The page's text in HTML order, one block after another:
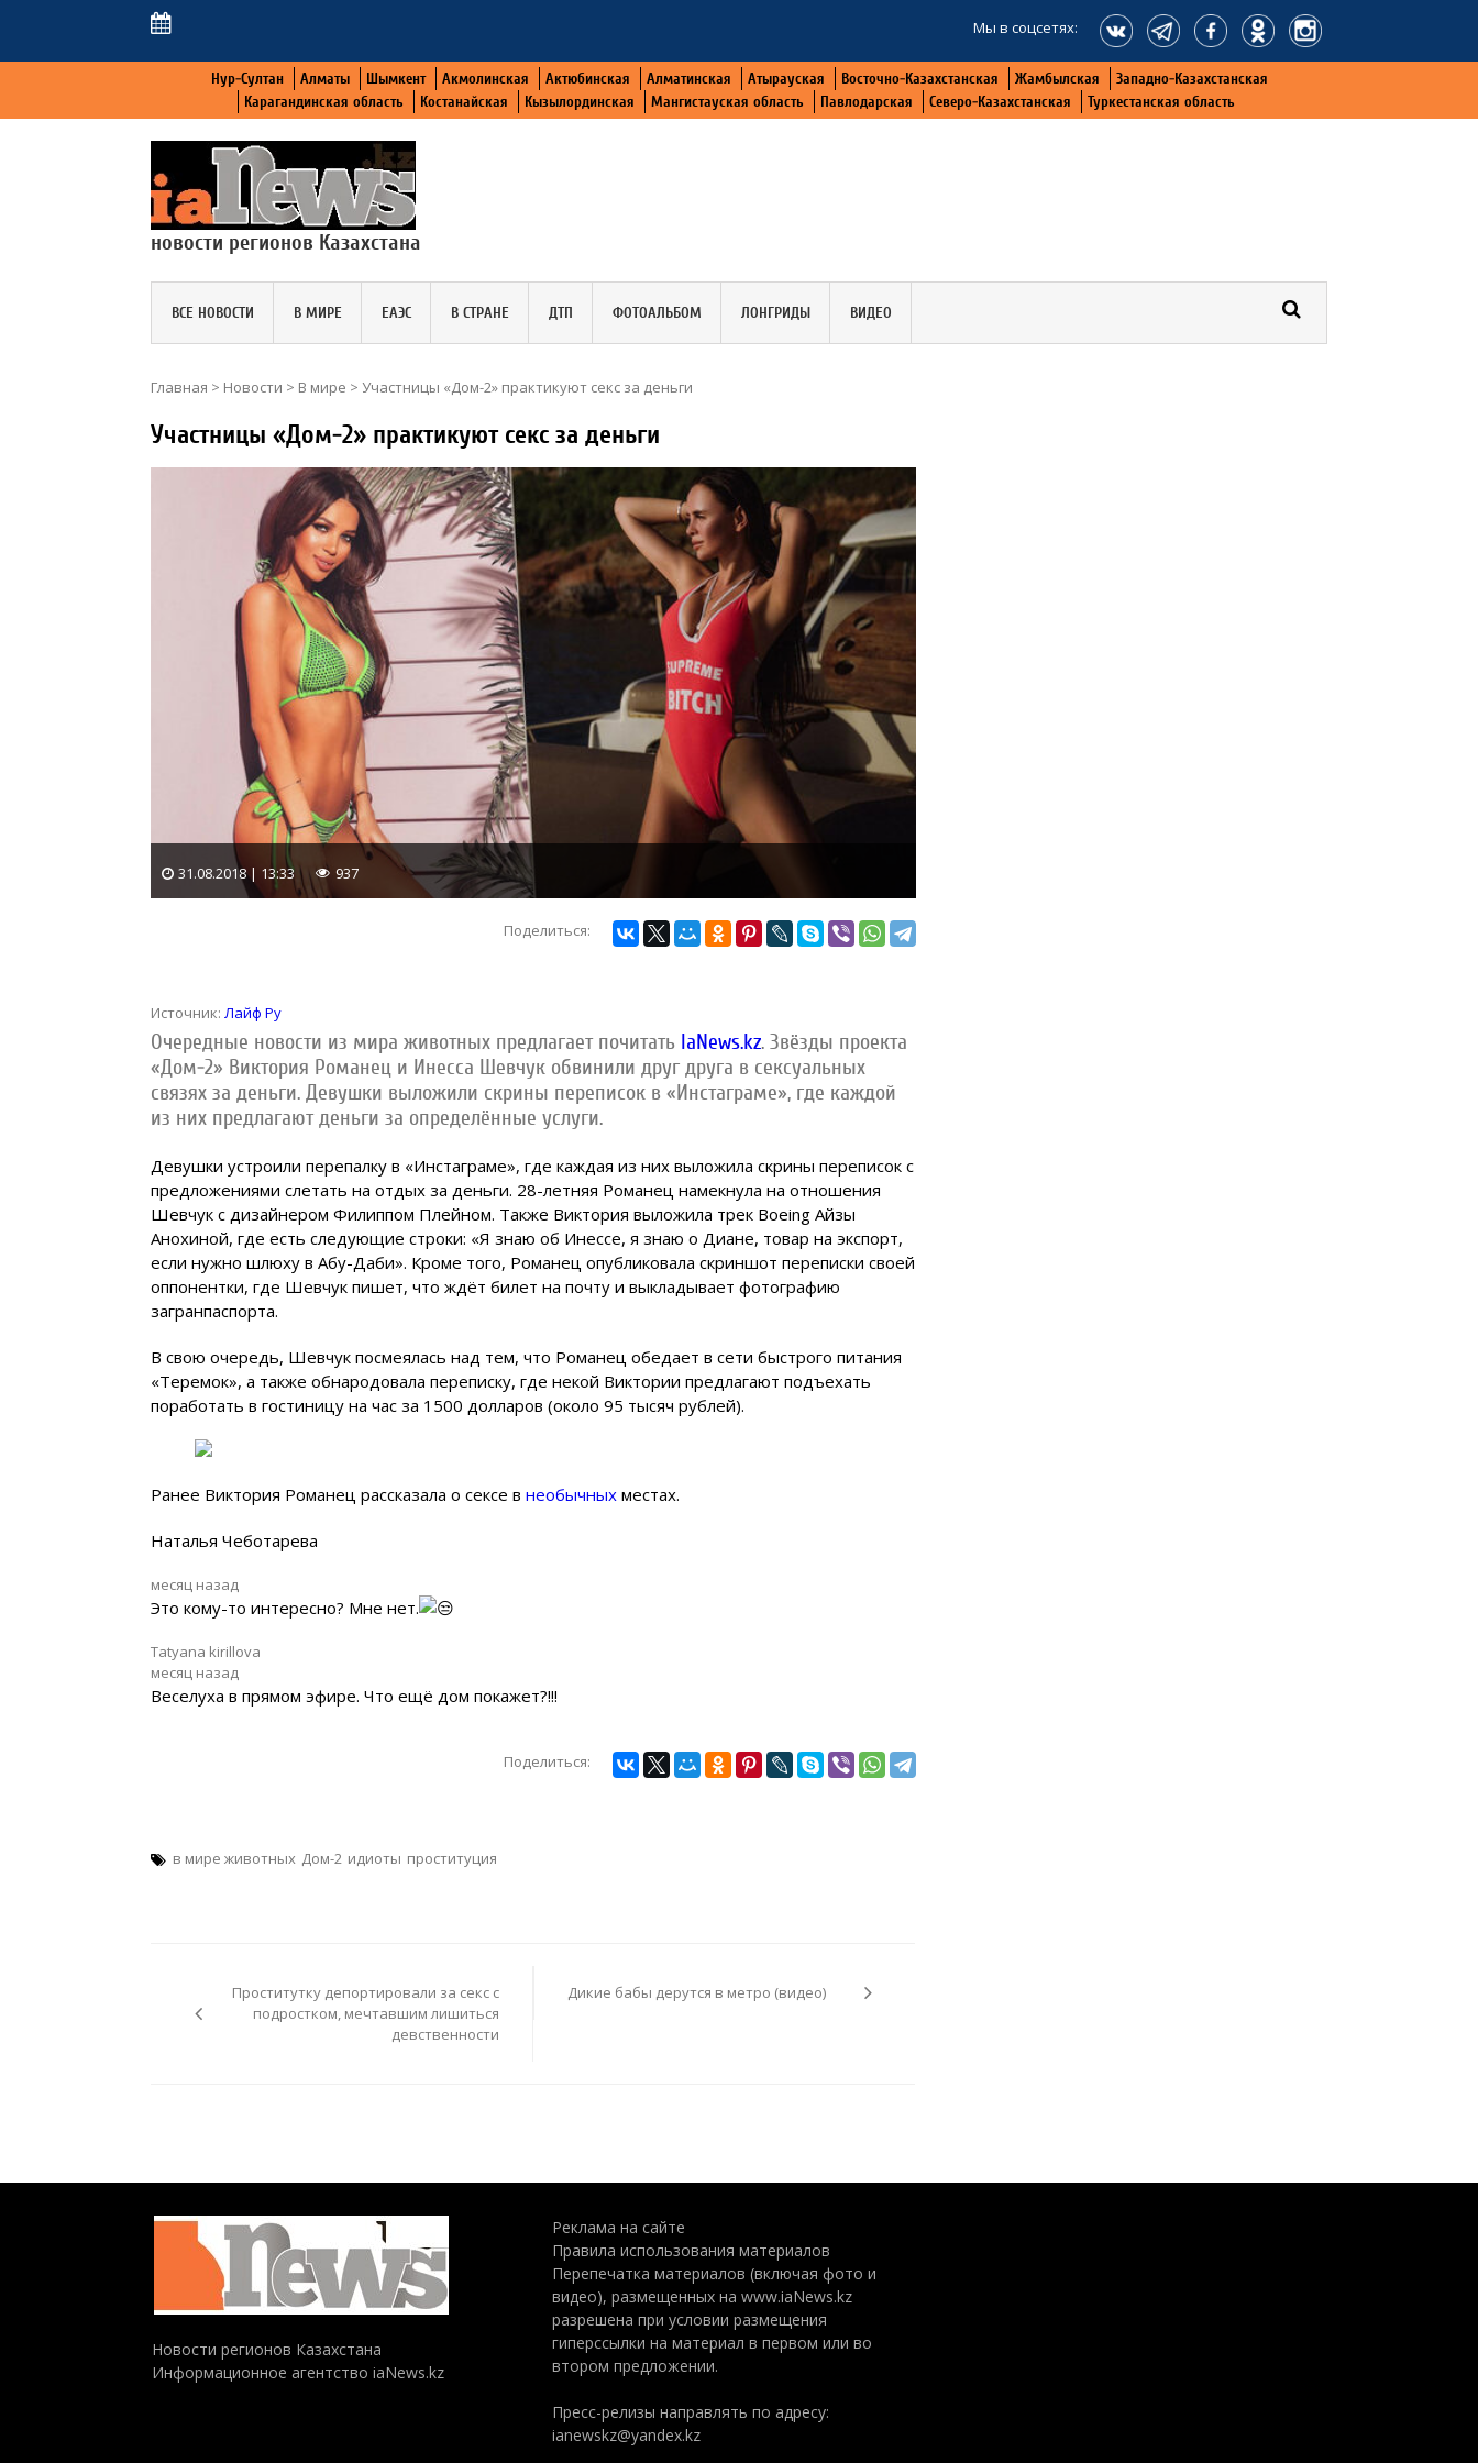
Мы в соцсетях:
Нур-Султан Алматы Шымкент Акмолинская Актюбинская Алматинская Атырауская Восточно-Казахстанская Жамбылская
Западно-Казахстанская
Карагандинская область
Костанайская Кызылординская Мангистауская область Павлодарская Северо-Казахстанская Туркестанская область
новости регионов Казахстана
ВСЕ НОВОСТИ В МИРЕ ЕАЭС В СТРАНЕ ДТП ФОТОАЛЬБОМ ЛОНГРИДЫ ВИДЕО
Главная > Новости > В мире > Участницы «Дом-2» практикуют секс за деньги
Участницы «Дом-2» практикуют секс за деньги
31.08.2018 | 13:33 937
Поделиться:
Источник: Лайф Ру
Очередные новости из мира животных предлагает почитать IaNews.kz. Звёзды проекта
«Дом-2» Виктория Романец и Инесса Шевчук обвинили друг друга в сексуальных
связях за деньги. Девушки выложили скрины переписок в «Инстаграме», где каждой
из них предлагают деньги за определённые услуги.
Девушки устроили перепалку в «Инстаграме», где каждая из них выложила скрины переписок с
предложениями слетать на отдых за деньги. 28-летняя Романец намекнула на отношения
Шевчук с дизайнером Филиппом Плейном. Также Виктория выложила трек Boeing Айзы
Анохиной, где есть следующие строки: «Я знаю об Инессе, я знаю о Диане, товар на экспорт,
если нужно шлюху в Абу-Даби». Кроме того, Романец опубликовала скриншот переписки своей
оппонентки, где Шевчук пишет, что ждёт билет на почту и выкладывает фотографию
загранпаспорта.
В свою очередь, Шевчук посмеялась над тем, что Романец обедает в сети быстрого питания
«Теремок», а также обнародовала переписку, где некой Виктории предлагают подъехать
поработать в гостиницу на час за 1500 долларов (около 95 тысяч рублей).
Ранее Виктория Романец рассказала о сексе в необычных местах.
Наталья Чеботарева
месяц назад
Это кому-то интересно? Мне нет.
Tatyana kirillova
месяц назад
Веселуха в прямом эфире. Что ещё дом покажет?!!!
Поделиться:
в мире животных Дом-2 идиоты проституция
записям
Проститутку депортировали за секс с
подростком, мечтавшим лишиться
девственности
Дикие бабы дерутся в метро (видео)
Новости регионов Казахстана
Информационное агентство iaNews.kz
Реклама на сайте
Правила использования материалов
Перепечатка материалов (включая фото и
видео), размещенных на www.iaNews.kz
разрешена при условии размещения
гиперссылки на материал в первом или во
втором предложении.
Пресс-релизы направлять по адресу:
ianewskz@yandex.kz